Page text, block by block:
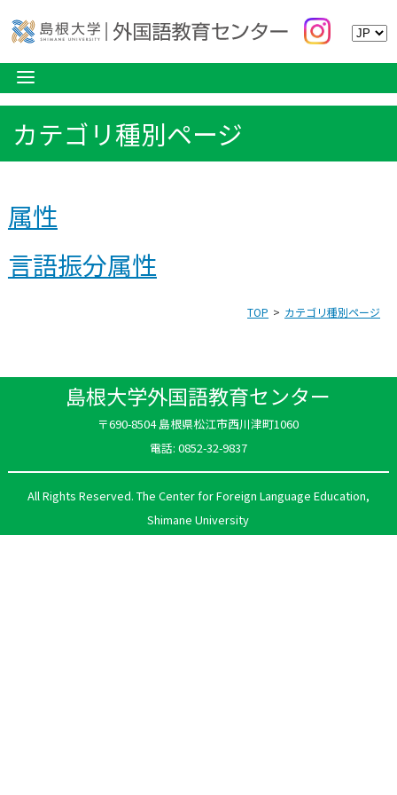
カテゴリ種別ページ
属性
言語振分属性
TOP カテゴリ種別ページ
島根大学外国語教育センター
〒690-8504 島根県松江市西川津町1060
電話: 0852-32-9837
All Rights Reserved. The Center for Foreign Language Education,
Shimane University